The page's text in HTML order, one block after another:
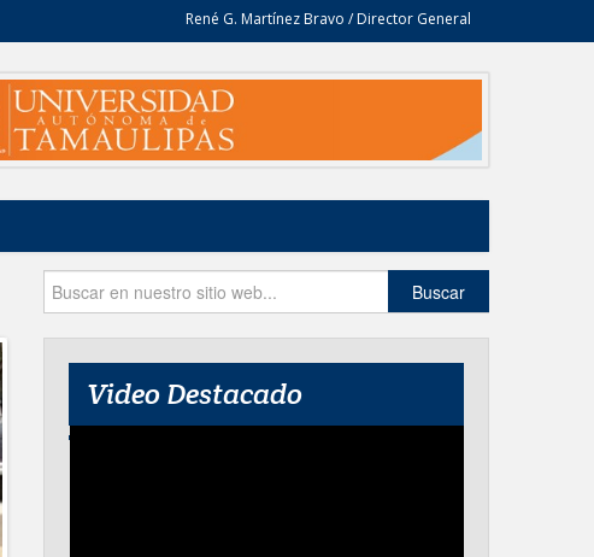
René G. Martínez Bravo / Director General
Buscar
Video Destacado